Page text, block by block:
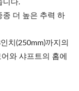
니다.
종 더 높은 추력 하
치(250mm)까지의
와 샤프트의 홈에